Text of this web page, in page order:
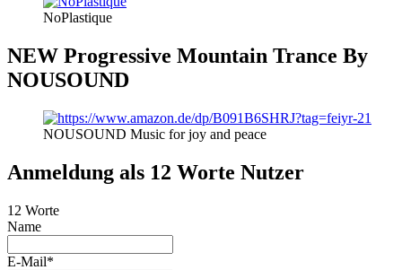
NoPlastique
NEW Progressive Mountain Trance By
NOUSOUND
NOUSOUND Music for joy and peace
Anmeldung als 12 Worte Nutzer
12 Worte
Name
E-Mail*